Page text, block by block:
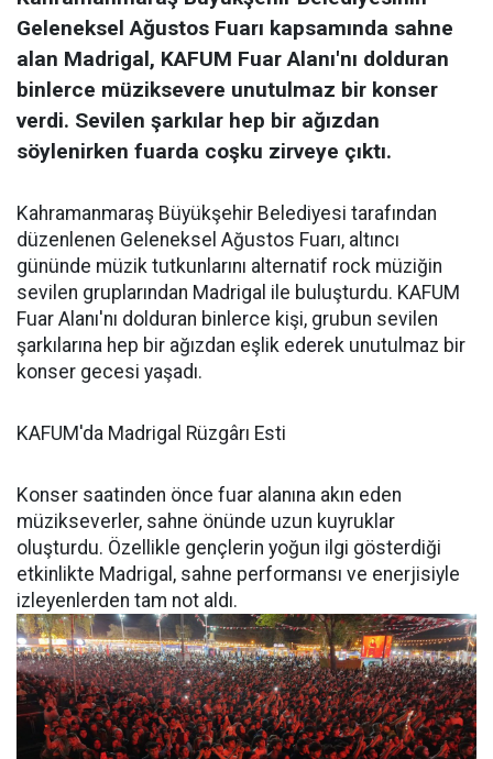
Geleneksel Ağustos Fuarı kapsamında sahne
alan Madrigal, KAFUM Fuar Alanı'nı dolduran
binlerce müziksevere unutulmaz bir konser
verdi. Sevilen şarkılar hep bir ağızdan
söylenirken fuarda coşku zirveye çıktı.
Kahramanmaraş Büyükşehir Belediyesi tarafından
düzenlenen Geleneksel Ağustos Fuarı, altıncı
gününde müzik tutkunlarını alternatif rock müziğin
sevilen gruplarından Madrigal ile buluşturdu. KAFUM
Fuar Alanı'nı dolduran binlerce kişi, grubun sevilen
şarkılarına hep bir ağızdan eşlik ederek unutulmaz bir
konser gecesi yaşadı.
KAFUM'da Madrigal Rüzgârı Esti
Konser saatinden önce fuar alanına akın eden
müzikseverler, sahne önünde uzun kuyruklar
oluşturdu. Özellikle gençlerin yoğun ilgi gösterdiği
etkinlikte Madrigal, sahne performansı ve enerjisiyle
izleyenlerden tam not aldı.